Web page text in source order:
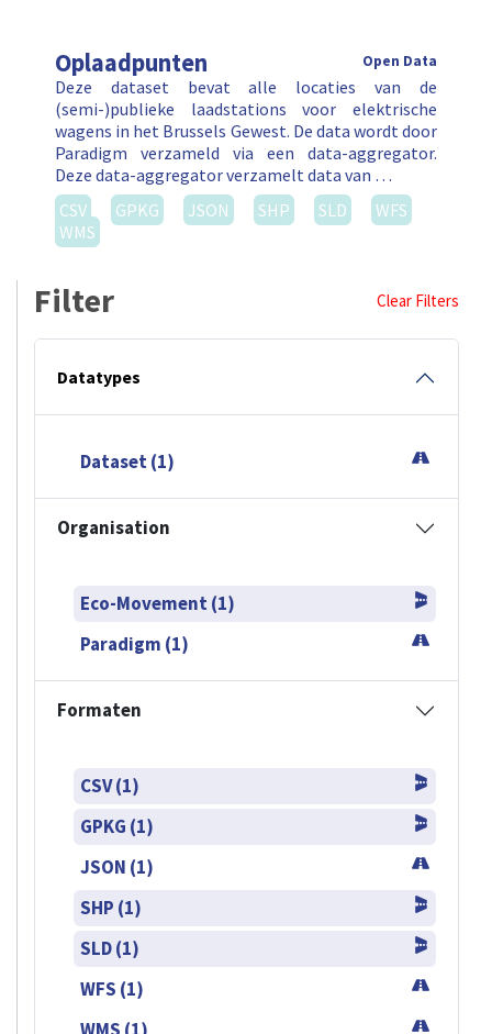
Oplaadpunten Open Data
Deze dataset bevat alle locaties van de
(semi-)publieke laadstations voor elektrische
wagens in het Brussels Gewest. De data wordt door
Paradigm verzameld via een data-aggregator.
Deze data-aggregator verzamelt data van …
CSV
GPKG JSON SHP SLD
WFS
WMS
Filter Clear Filters
Datatypes
Dataset (1)
Organisation
Eco-Movement (1)
Paradigm (1)
Formaten
CSV (1)
GPKG (1)
JSON (1)
SHP (1)
SLD (1)
WFS (1)